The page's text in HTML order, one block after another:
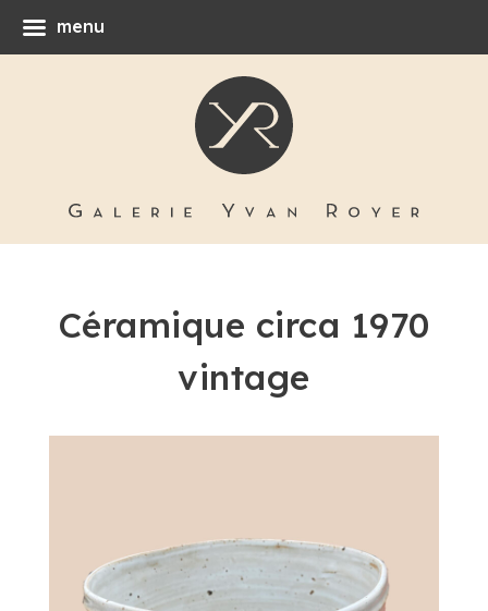
Céramique circa 1970
vintage
menu